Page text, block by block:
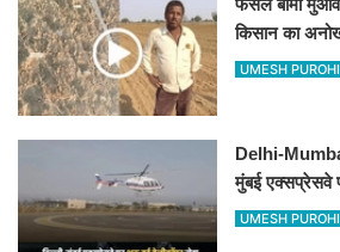
फसल बीमा
किसान का
500-500 रुपए के
UMESH
Delhi-
मुंबई एक्सप्रेसवे
हेलीकॉप्टर
UMESH